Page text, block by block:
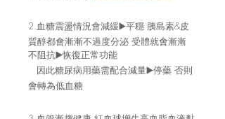
2.血糖震盪情況會減緩▶️平穩 胰島素&皮
質醇都會漸漸不過度分泌 受體就會漸漸
不阻抗▶️恢復正常功能
因此糖尿病用藥需配合減量▶️停藥 否則
會轉為低血糖